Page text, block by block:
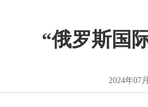
“俄罗斯国
2024年07